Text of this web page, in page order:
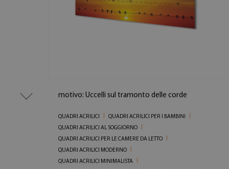
motivo: Uccelli sul tramonto delle corde
QUADRI ACRILICI
QUADRI ACRILICI PER I BAMBINI
QUADRI ACRILICI AL SOGGIORNO
QUADRI ACRILICI PER LE CAMERE DA LETTO
QUADRI ACRILICI MODERNO
QUADRI ACRILICI MINIMALISTA